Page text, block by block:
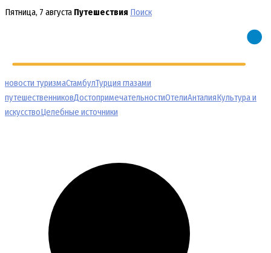
Перейти
Пятница, 7 августа Путешествия Поиск
новости туризмаСтамбулТурция глазами
путешественниковДостопримечательностиОтелиАнталияКультура и
искусствоЦелебные источники